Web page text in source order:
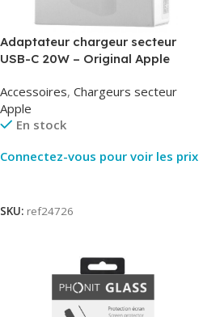
Adaptateur chargeur secteur
USB-C 20W – Original Apple
Accessoires, Chargeurs secteur
Apple
En stock
Connectez-vous pour voir les prix
SKU: ref24726